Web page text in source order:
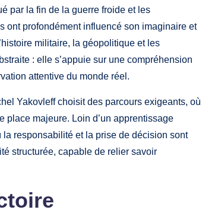
par la fin de la guerre froide et les
ont profondément influencé son imaginaire et
militaire, la géopolitique et les
: elle s’appuie sur une compréhension
attentive du monde réel.
Yakovleff choisit des parcours exigeants, où
place majeure. Loin d’un apprentissage
responsabilité et la prise de décision sont
structurée, capable de relier savoir